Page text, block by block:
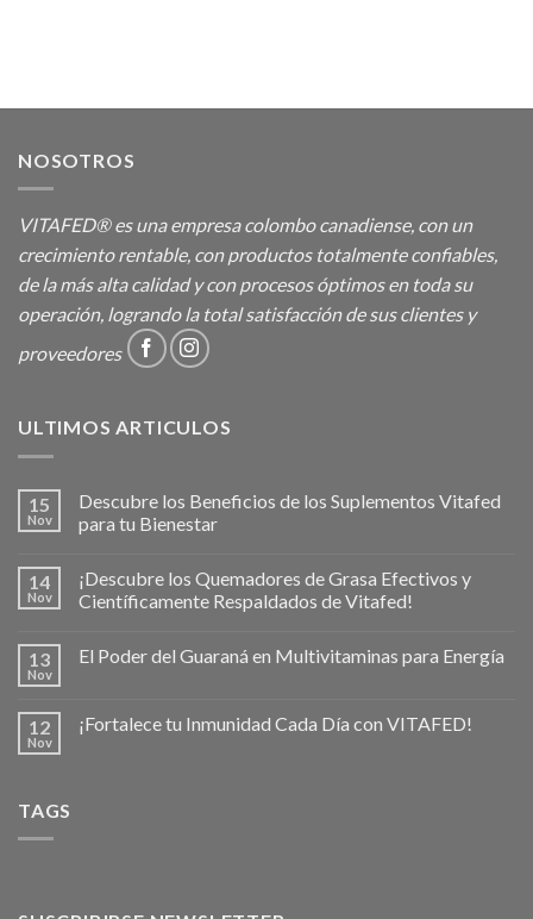
NOSOTROS
VITAFED® es una empresa colombo canadiense, con un
crecimiento rentable, con productos totalmente confiables,
de la más alta calidad y con procesos óptimos en toda su
operación, logrando la total satisfacción de sus clientes y
proveedores
ULTIMOS ARTICULOS
15
Nov
Descubre los Beneficios de los Suplementos Vitafed
para tu Bienestar
14
Nov
¡Descubre los Quemadores de Grasa Efectivos y
Científicamente Respaldados de Vitafed!
13
Nov
El Poder del Guaraná en Multivitaminas para Energía
12
Nov
¡Fortalece tu Inmunidad Cada Día con VITAFED!
TAGS